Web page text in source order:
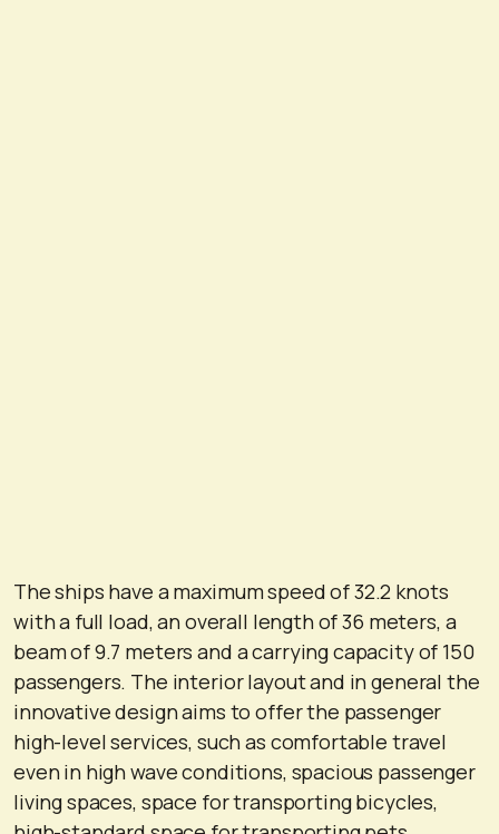
The ships have a maximum speed of 32.2 knots
with a full load, an overall length of 36 meters, a
beam of 9.7 meters and a carrying capacity of 150
passengers. The interior layout and in general the
innovative design aims to offer the passenger
high-level services, such as comfortable travel
even in high wave conditions, spacious passenger
living spaces, space for transporting bicycles,